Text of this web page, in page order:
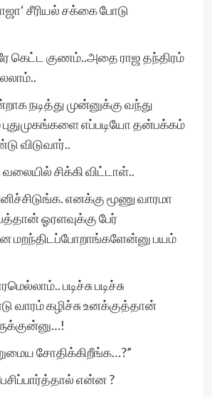
சீரியல் சக்கை போடு
கெட்ட குணம்..அதை ராஜ தந்திரம்
நடித்து முன்னுக்கு வந்து
எப்படியோ தன்பக்கம்
விடுவார்..
சிக்கி விட்டாள்..
எனக்கு மூணு வாரமா
ஓரளவுக்கு பேர்
மறந்திடப்போறாங்களேன்னு பயம்
படிச்சு படிச்சு
கழிச்சு உனக்குத்தான்
சோதிக்கிறீங்க…?”
என்ன ?